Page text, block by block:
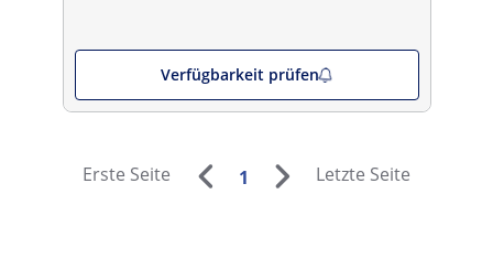
Verfügbarkeit prüfen
Erste Seite 1 Letzte Seite